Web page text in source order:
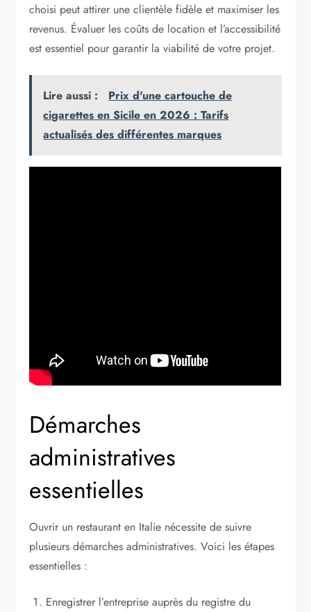
choisi peut attirer une clientèle fidèle et maximiser les
revenus. Évaluer les coûts de location et l’accessibilité
est essentiel pour garantir la viabilité de votre projet.
Lire aussi :
Prix d'une cartouche de
cigarettes en Sicile en 2026 : Tarifs
actualisés des différentes marques
Démarches
administratives
essentielles
Ouvrir un restaurant en Italie nécessite de suivre
plusieurs démarches administratives. Voici les étapes
essentielles :
Enregistrer l’entreprise auprès du registre du